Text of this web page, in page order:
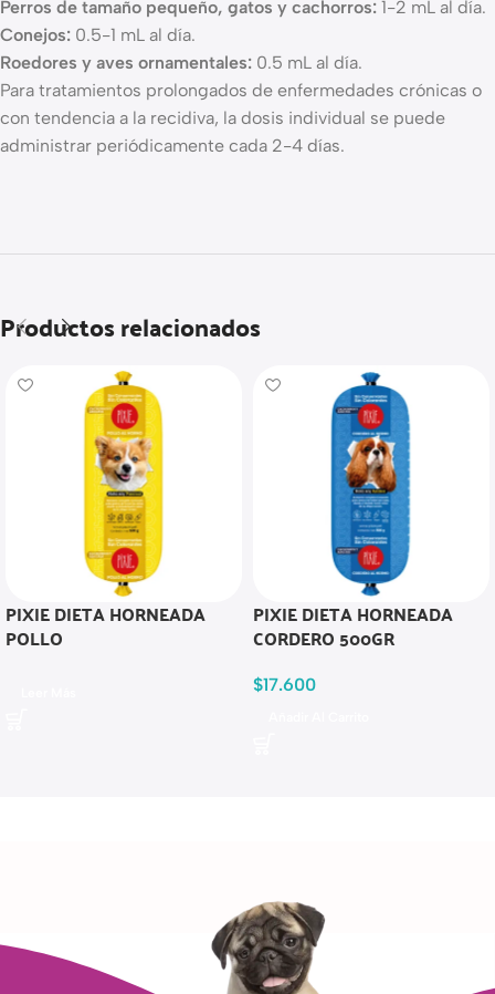
Perros de tamaño pequeño, gatos y cachorros: 1-2 mL al día.
Conejos: 0.5-1 mL al día.
Roedores y aves ornamentales: 0.5 mL al día.
Para tratamientos prolongados de enfermedades crónicas o
con tendencia a la recidiva, la dosis individual se puede
administrar periódicamente cada 2-4 días.
Productos relacionados
PIXIE DIETA HORNEADA
POLLO
PIXIE DIETA HORNEADA
CORDERO 500GR
$17.600